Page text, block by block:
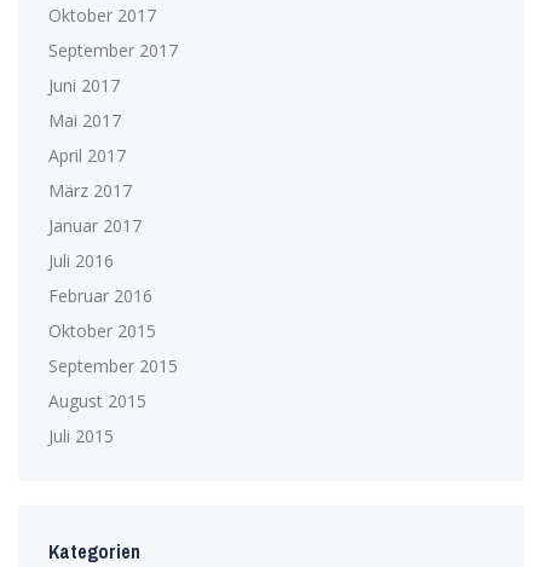
Oktober 2017
September 2017
Juni 2017
Mai 2017
April 2017
März 2017
Januar 2017
Juli 2016
Februar 2016
Oktober 2015
September 2015
August 2015
Juli 2015
Kategorien